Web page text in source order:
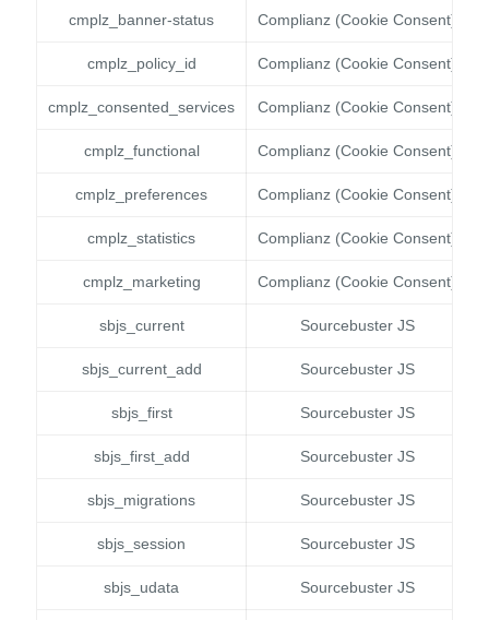
cmplz_banner-status Complianz (Cookie Consent)
cmplz_policy_id Complianz (Cookie Consent)
cmplz_consented_services Complianz (Cookie Consent)
cmplz_functional Complianz (Cookie Consent)
cmplz_preferences Complianz (Cookie Consent)
cmplz_statistics Complianz (Cookie Consent)
cmplz_marketing Complianz (Cookie Consent)
sbjs_current Sourcebuster JS
sbjs_current_add Sourcebuster JS
sbjs_first Sourcebuster JS
sbjs_first_add Sourcebuster JS
sbjs_migrations Sourcebuster JS
sbjs_session Sourcebuster JS
sbjs_udata Sourcebuster JS